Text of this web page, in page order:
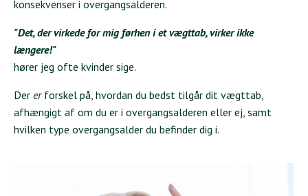
konsekvenser i overgangsalderen.
"Det, der virkede for mig førhen i et vægttab, virker ikke
længere!"
hører jeg ofte kvinder sige.
Der erforskel på, hvordan du bedst tilgår dit vægttab,
afhængigt af om du er i overgangsalderen eller ej, samt
hvilken type overgangsalder du befinder dig i.